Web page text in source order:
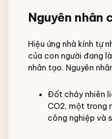
Nguyên nhân
Hiệu ứng nhà kính tự
của con người đang
nhân tạo. Nguyên
Đốt cháy nhiên
CO2, một trong
công nghiệp và